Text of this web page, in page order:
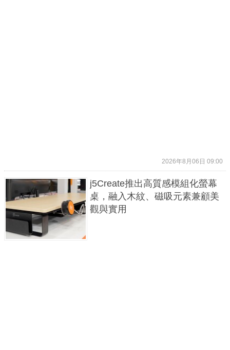
2026年8月06日 09:00
j5Create推出高質感模組化螢幕
桌，融入木紋、磁吸元素兼顧美
觀與實用